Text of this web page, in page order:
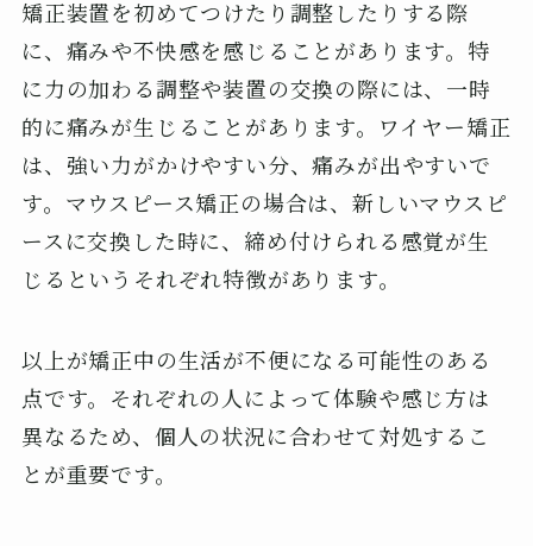
矯正装置を初めてつけたり調整したりする際
に、痛みや不快感を感じることがあります。特
に力の加わる調整や装置の交換の際には、一時
的に痛みが生じることがあります。ワイヤー矯正
は、強い力がかけやすい分、痛みが出やすいで
す。マウスピース矯正の場合は、新しいマウスピ
ースに交換した時に、締め付けられる感覚が生
じるというそれぞれ特徴があります。
以上が矯正中の生活が不便になる可能性のある
点です。それぞれの人によって体験や感じ方は
異なるため、個人の状況に合わせて対処するこ
とが重要です。